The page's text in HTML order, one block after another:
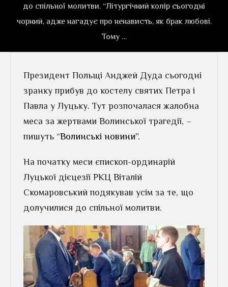
до спільної молитви. “Літургічний колір сьогодні
чорний, адже нагадує про ненависть, як брак любові.
Тому …
Президент Польщі Анджей Дуда сьогодні
зранку прибув до костелу святих Петра і
Павла у Луцьку. Тут розпочалася жалобна
меса за жертвами Волинської трагедії, –
пишуть “Волинські новини”.
На початку меси єпископ-ординарій
Луцької дієцезії РКЦ Віталій
Скомаровський подякував усім за те, що
долучилися до спільної молитви.